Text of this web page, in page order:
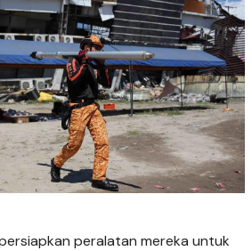
peralatan mereka untuk